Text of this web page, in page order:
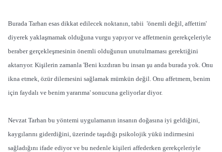
Burada Tarhan esas dikkat edilecek noktanın, tabii 'önemli değil, affettim'
diyerek yaklaşmamak olduğuna vurgu yapıyor ve affetmenin gerekçeleriyle
beraber gerçekleşmesinin önemli olduğunun unutulmaması gerektiğini
aktarıyor. Kişilerin zamanla 'Beni kızdıran bu insan şu anda burada yok. Onu
ikna etmek, özür dilemesini sağlamak mümkün değil. Onu affetmem, benim
için faydalı ve benim yararıma' sonucuna geliyorlar diyor.
Nevzat Tarhan bu yöntemi uygulamanın insanın doğasına iyi geldiğini,
kaygılarını giderdiğini, üzerinde taşıdığı psikolojik yükü indirmesini
sağladığını ifade ediyor ve bu nedenle kişileri affederken gerekçeleriyle